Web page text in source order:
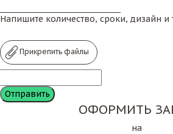
Напишите количество, сроки, дизайн и
Прикрепить файлы
ОФОРМИТЬ
на